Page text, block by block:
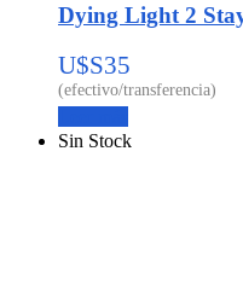
Dying Light 2
U$S35
Sin Stock